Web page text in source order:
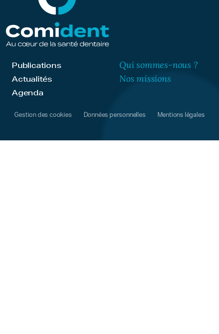
Publications
Actualités
Agenda
Qui sommes-nous ?
Nos missions
Gestion des cookies Données personnelles Mentions légales